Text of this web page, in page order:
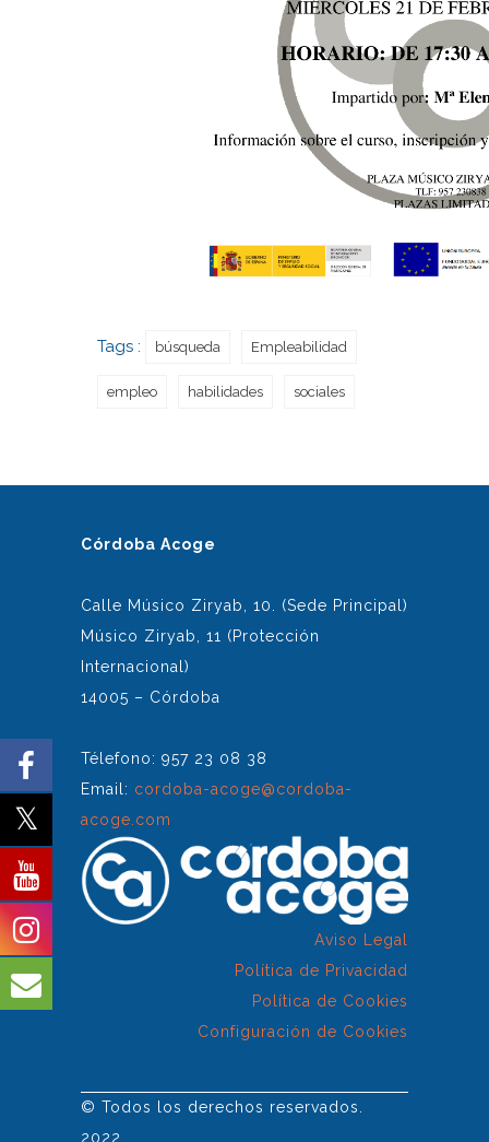
Tags : búsqueda Empleabilidad
empleo habilidades sociales
Córdoba Acoge
Calle Músico Ziryab, 10. (Sede Principal)
Músico Ziryab, 11 (Protección
Internacional)
14005 – Córdoba
Télefono: 957 23 08 38
Email: cordoba-acoge@cordoba-
acoge.com
Aviso Legal
Política de Privacidad
Política de Cookies
Configuración de Cookies
© Todos los derechos reservados.
2022